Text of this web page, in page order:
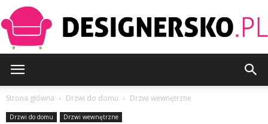
Strona główna Drzwi do domu Drzwi wewnętrzne
Drzwi do domu Drzwi wewnętrzne